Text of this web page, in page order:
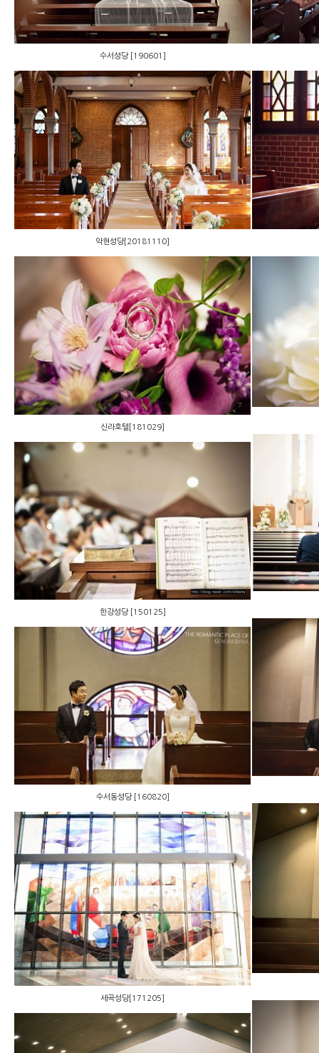
수서성당 [190601]
악현성당[20181110]
악현성당[20181110]
신라호텔[181029]
신라호텔[181029]
한강성당 [150125]
한강성당 [150125]
수서동성당 [160820]
수서동성당 [160820]
세곡성당[171205]
세곡성당[171205]